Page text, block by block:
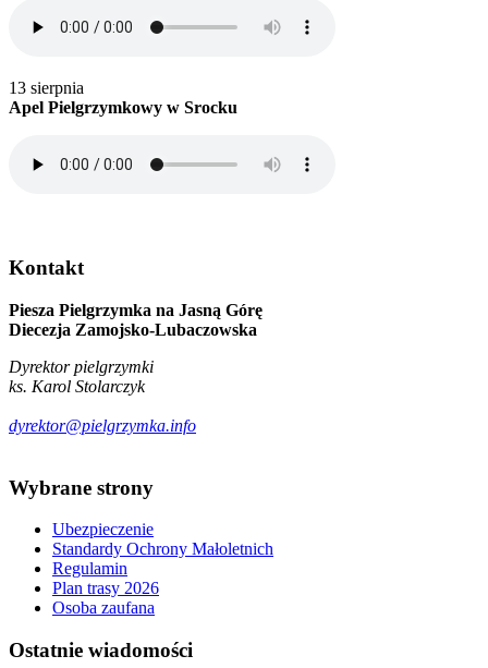
13 sierpnia
Apel Pielgrzymkowy w Srocku
Kontakt
Piesza Pielgrzymka na Jasną Górę
Diecezja Zamojsko-Lubaczowska
Dyrektor pielgrzymki
ks. Karol Stolarczyk
dyrektor@pielgrzymka.info
Wybrane strony
Ubezpieczenie
Standardy Ochrony Małoletnich
Regulamin
Plan trasy 2026
Osoba zaufana
Ostatnie wiadomości